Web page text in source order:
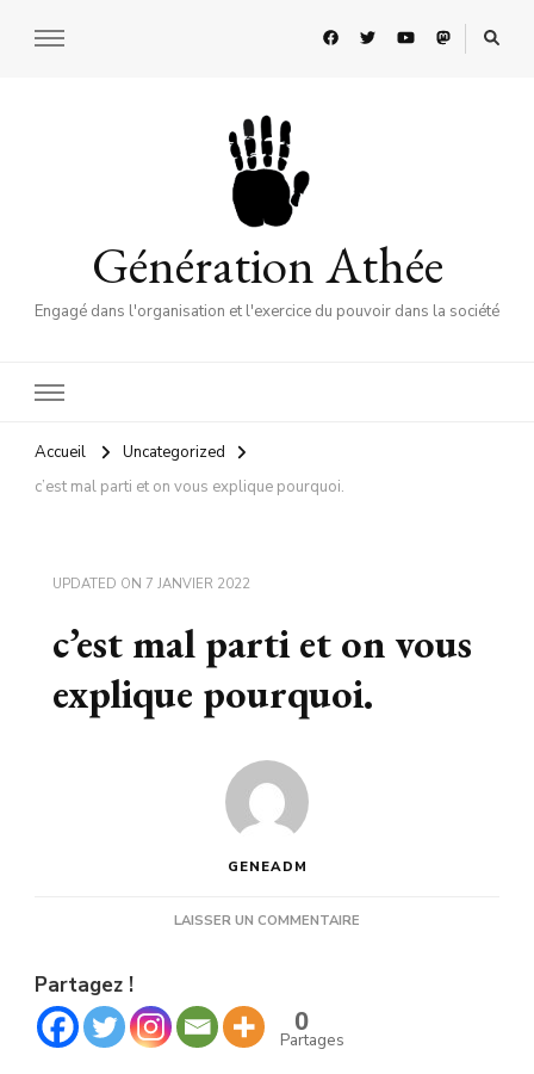
Génération Athée
Engagé dans l'organisation et l'exercice du pouvoir dans la société
Accueil
Uncategorized
c’est mal parti et on vous explique pourquoi.
UPDATED ON 7 JANVIER 2022
c’est mal parti et on vous
explique pourquoi.
GENEADM
LAISSER UN COMMENTAIRE
Partagez !
0
Partages